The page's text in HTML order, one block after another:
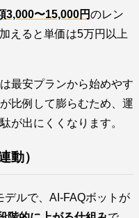
3,000〜15,000円のレン
えると単価は5万円以上
最安プランから始めやす
比例して膨らむため、運
が出にくくなります。
動）
デルで、AI-FAQボットが